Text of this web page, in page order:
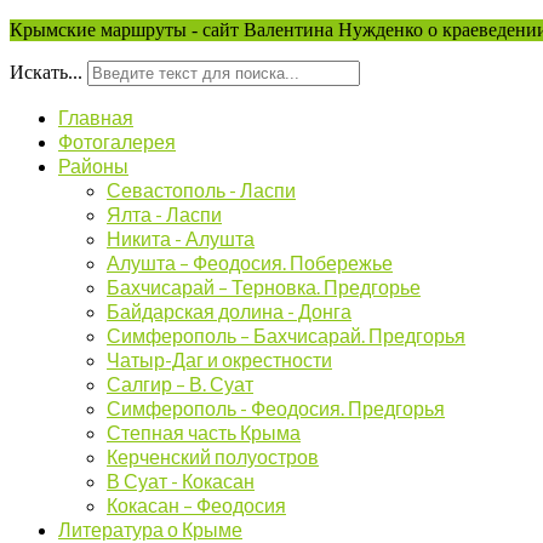
Крымские маршруты - сайт Валентина Нужденко о
Искать...
Главная
Фотогалерея
Районы
Севастополь - Ласпи
Ялта - Ласпи
Никита - Алушта
Алушта – Феодосия. Побережье
Бахчисарай – Терновка. Предгорье
Байдарская долина - Донга
Симферополь – Бахчисарай. Предгорья
Чатыр-Даг и окрестности
Салгир – В. Суат
Симферополь - Феодосия. Предгорья
Степная часть Крыма
Керченский полуостров
В Суат - Кокасан
Кокасан – Феодосия
Литература о Крыме